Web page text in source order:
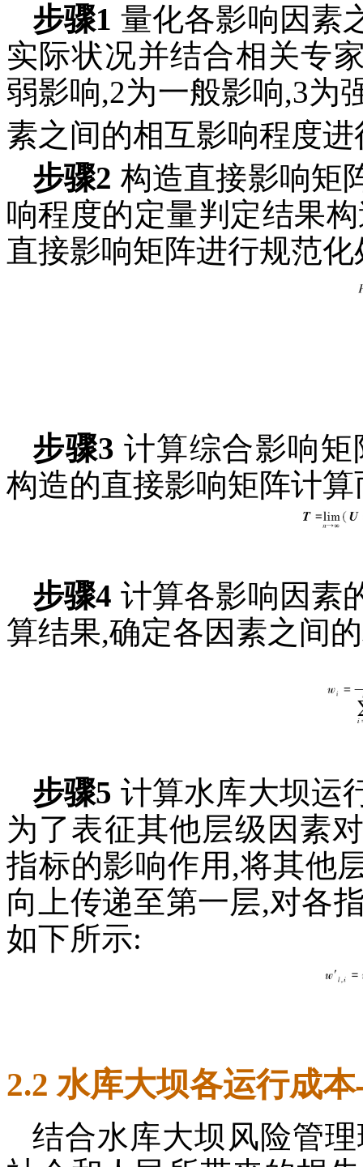
步骤1 量化各影响因素
实际状况并结合相关专
弱影响,2为一般影响,3为
素之间的相互影响程度
步骤2 构造直接影响矩
响程度的定量判定结果
直接影响矩阵进行规范化
步骤3 计算综合影响矩
构造的直接影响矩阵计
步骤4 计算各影响因素
算结果,确定各因素之间
步骤5 计算水库大坝运
为了表征其他层级因素
指标的影响作用,将其他
向上传递至第一层,对各
如下所示:
2.2 水库大坝各运行成
结合水库大坝风险管